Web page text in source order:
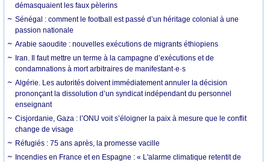
démasquaient les faux pèlerins
Sénégal : comment le football est passé d’un héritage colonial à une
passion nationale
Arabie saoudite : nouvelles exécutions de migrants éthiopiens
Iran. Il faut mettre un terme à la campagne d’exécutions et de
condamnations à mort arbitraires de manifestant·e·s
Algérie. Les autorités doivent immédiatement annuler la décision
prononçant la dissolution d’un syndicat indépendant du personnel
enseignant
Cisjordanie, Gaza : l’ONU voit s’éloigner la paix à mesure que le conflit
change de visage
Réfugiés : 75 ans après, la promesse vacille
Incendies en France et en Espagne : « L'alarme climatique retentit de